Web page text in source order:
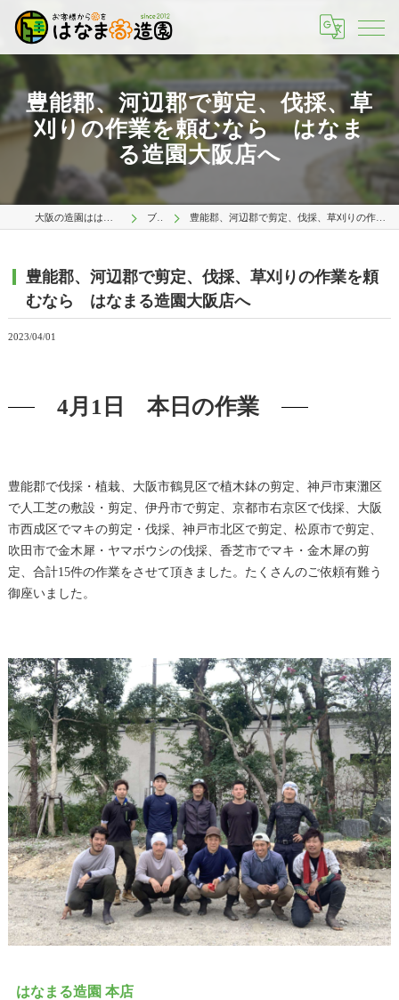
豊能郡、河辺郡で剪定、伐採、草
刈りの作業を頼むなら はなま
る造園大阪店へ
ブログ 豊能郡、河辺郡で剪定、伐採、草刈りの作業を頼むなら はなまる造園大阪店へ
豊能郡、河辺郡で剪定、伐採、草刈りの作業を頼
むなら はなまる造園大阪店へ
2023/04/01
4月1日 本日の作業
豊能郡で伐採・植栽、大阪市鶴見区で植木鉢の剪定、神戸市東灘区
で人工芝の敷設・剪定、伊丹市で剪定、京都市右京区で伐採、大阪
市西成区でマキの剪定・伐採、神戸市北区で剪定、松原市で剪定、
吹田市で金木犀・ヤマボウシの伐採、香芝市でマキ・金木犀の剪
定、合計15件の作業をさせて頂きました。たくさんのご依頼有難う
御座いました。
はなまる造園 本店